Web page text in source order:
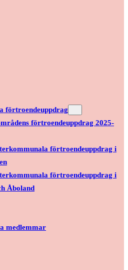
förtroendeuppdrag
förtroendeuppdrag 2025-
förtroendeuppdrag i
förtroendeuppdrag i
Åboland
medlemmar